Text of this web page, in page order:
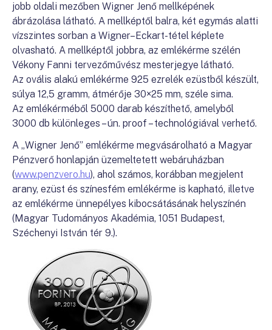
jobb oldali mezőben Wigner Jenő mellképének
ábrázolása látható. A mellképtől balra, két egymás alatti
vízszintes sorban a Wigner–Eckart-tétel képlete
olvasható. A mellképtől jobbra, az emlékérme szélén
Vékony Fanni tervezőművész mesterjegye látható.
Az ovális alakú emlékérme 925 ezrelék ezüstből készült,
súlya 12,5 gramm, átmérője 30×25 mm, széle sima.
Az emlékérméből 5000 darab készíthető, amelyből
3000 db különleges – ún. proof – technológiával verhető.
A „Wigner Jenő” emlékérme megvásárolható a Magyar
Pénzverő honlapján üzemeltetett webáruházban
(www.penzvero.hu), ahol számos, korábban megjelent
arany, ezüst és színesfém emlékérme is kapható, illetve
az emlékérme ünnepélyes kibocsátásának helyszínén
(Magyar Tudományos Akadémia, 1051 Budapest,
Széchenyi István tér 9.).